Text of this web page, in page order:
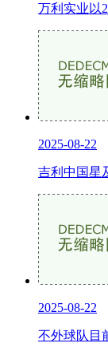
万利实业以
2025-08-22
吉利中国星
2025-08-22
不外球队目